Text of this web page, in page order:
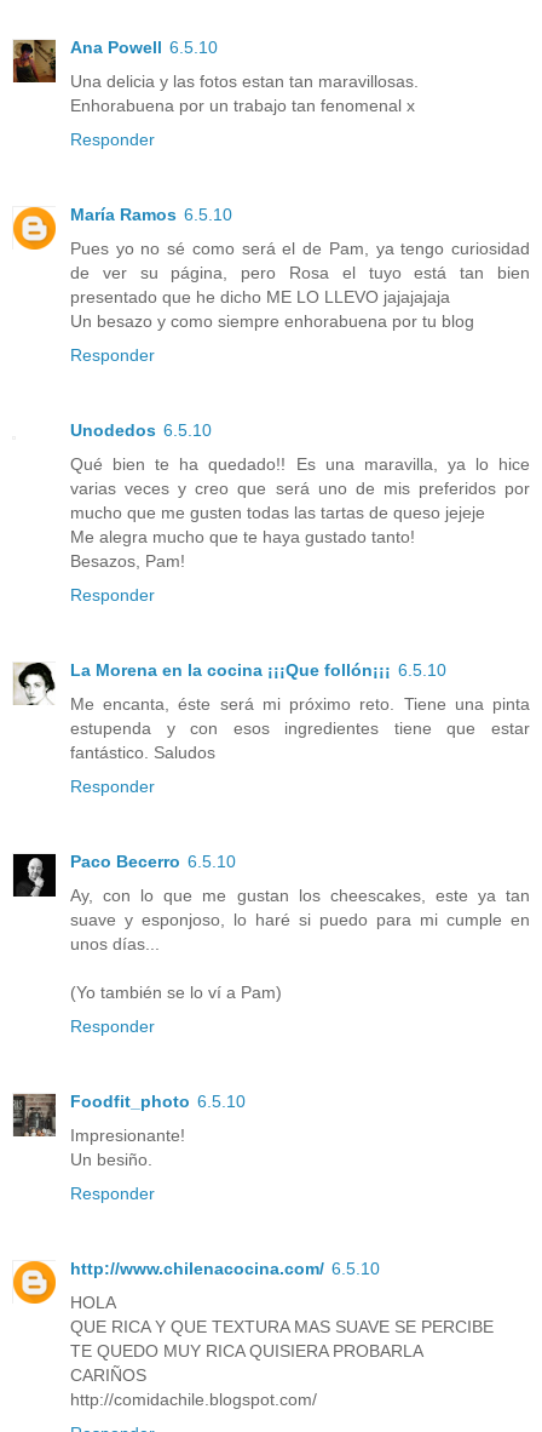
Ana Powell 6.5.10
Una delicia y las fotos estan tan maravillosas.
Enhorabuena por un trabajo tan fenomenal x
Responder
María Ramos 6.5.10
Pues yo no sé como será el de Pam, ya tengo curiosidad
de ver su página, pero Rosa el tuyo está tan bien
presentado que he dicho ME LO LLEVO jajajajaja
Un besazo y como siempre enhorabuena por tu blog
Responder
Unodedos 6.5.10
Qué bien te ha quedado!! Es una maravilla, ya lo hice
varias veces y creo que será uno de mis preferidos por
mucho que me gusten todas las tartas de queso jejeje
Me alegra mucho que te haya gustado tanto!
Besazos, Pam!
Responder
La Morena en la cocina ¡¡¡Que follón¡¡¡ 6.5.10
Me encanta, éste será mi próximo reto. Tiene una pinta
estupenda y con esos ingredientes tiene que estar
fantástico. Saludos
Responder
Paco Becerro 6.5.10
Ay, con lo que me gustan los cheescakes, este ya tan
suave y esponjoso, lo haré si puedo para mi cumple en
unos días...
(Yo también se lo ví a Pam)
Responder
Foodfit_photo 6.5.10
Impresionante!
Un besiño.
Responder
http://www.chilenacocina.com/ 6.5.10
HOLA
QUE RICA Y QUE TEXTURA MAS SUAVE SE PERCIBE
TE QUEDO MUY RICA QUISIERA PROBARLA
CARIÑOS
http://comidachile.blogspot.com/